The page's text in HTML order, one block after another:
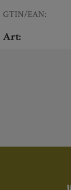
GTIN/EAN:
Art: